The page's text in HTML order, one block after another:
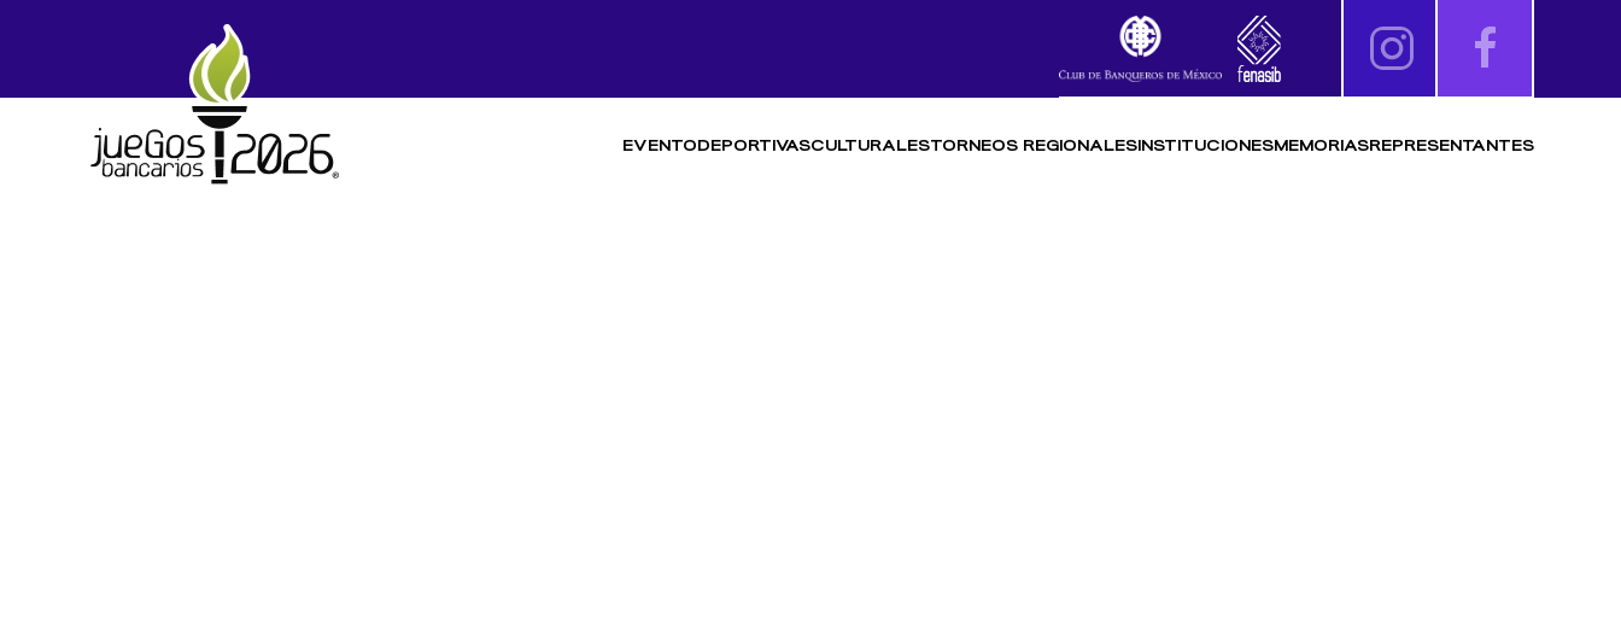
Skip to main content
EVENTODEPORTIVASCULTURALESTORNEOS REGIONALESINSTITUCIONESMEMORIASREPRESENTANTES